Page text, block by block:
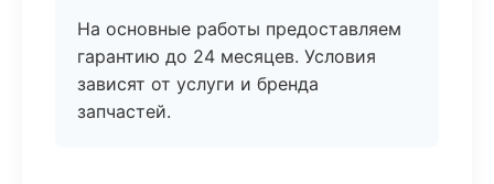
На основные работы предоставляем
гарантию до 24 месяцев. Условия
зависят от услуги и бренда
запчастей.